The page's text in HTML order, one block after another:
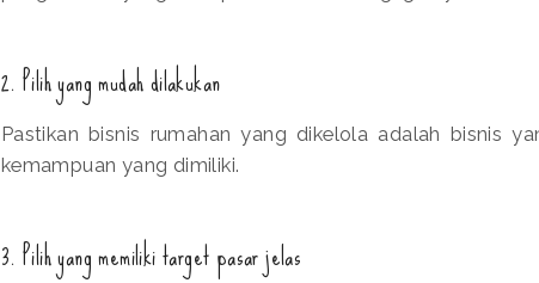
2. Pilih yang mudah dilakukan
Pastikan bisnis rumahan yang dikelola adalah bisnis
kemampuan yang dimiliki.
3. Pilih yang memiliki target pasar jelas